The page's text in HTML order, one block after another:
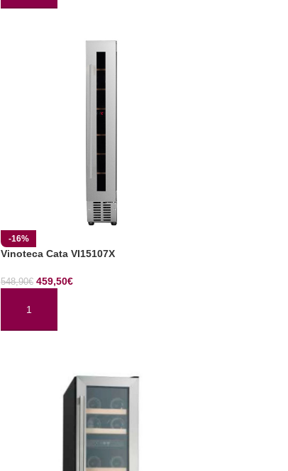
-16%
Vinoteca Cata VI15107X
548,90€ 459,50€
AÑADIR AL CARRITO